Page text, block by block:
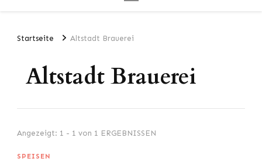
Startseite Altstadt Brauerei
Altstadt Brauerei
Angezeigt: 1 - 1 von 1 ERGEBNISSEN
SPEISEN